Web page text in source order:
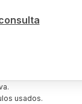
usados.